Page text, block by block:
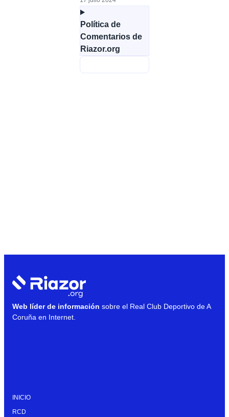
Política de
Comentarios de
Riazor.org
Web líder de información sobre el Real Club Deportivo de A
Coruña en Internet.
INICIO
RCD